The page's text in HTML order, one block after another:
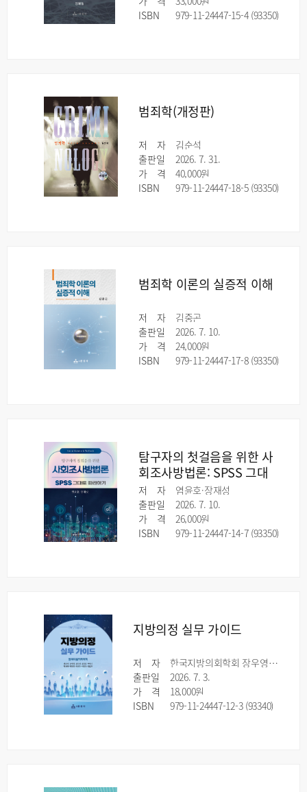
ISBN
979-11-24447-15-4 (93350)
범죄학(개정판)
저 자
김순석
출판일
2026. 7. 31.
가
격
40,000원
ISBN
979-11-24447-18-5 (93350)
범죄학 이론의 실증적 이해
저 자
김중곤
출판일
2026. 7. 10.
가
격
24,000원
ISBN
979-11-24447-17-8 (93350)
탐구자의 첫걸음을 위한 사
회조사방법론: SPSS 그대
로 따라하기
저 자
염윤호·장재성
출판일
2026. 7. 10.
가
격
26,000원
ISBN
979-11-24447-14-7 (93350)
지방의정 실무 가이드
저 자
한국지방의회학회 장우영·공병철·김나리·김진웅·박민지·박찬현·배진희·옥진주·이일우·정호영
출판일
2026. 7. 3.
가
격
18,000원
ISBN
979-11-24447-12-3 (93340)